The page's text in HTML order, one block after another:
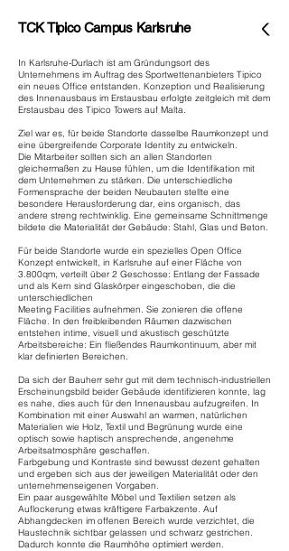
TCK Tipico Campus Karlsruhe
In Karlsruhe-Durlach ist am Gründungsort des
Unternehmens im Auftrag des Sportwettenanbieters Tipico
ein neues Office entstanden. Konzeption und Realisierung
des Innenausbaus im Erstausbau erfolgte zeitgleich mit dem
Erstausbau des Tipico Towers auf Malta.
Ziel war es, für beide Standorte dasselbe Raumkonzept und
eine übergreifende Corporate Identity zu entwickeln.
Die Mitarbeiter sollten sich an allen Standorten
gleichermaßen zu Hause fühlen, um die Identifikation mit
dem Unternehmen zu stärken. Die unterschiedliche
Formensprache der beiden Neubauten stellte eine
besondere Herausforderung dar, eins organisch, das
andere streng rechtwinklig. Eine gemeinsame Schnittmenge
bildete die Materialität der Gebäude: Stahl, Glas und Beton.
Für beide Standorte wurde ein spezielles Open Office
Konzept entwickelt, in Karlsruhe auf einer Fläche von
3.800qm, verteilt über 2 Geschosse: Entlang der Fassade
und als Kern sind Glaskörper eingeschoben, die die
unterschiedlichen
Meeting Facilities aufnehmen. Sie zonieren die offene
Fläche. In den freibleibenden Räumen dazwischen
entstehen intime, visuell und akustisch geschützte
Arbeitsbereiche: Ein fließendes Raumkontinuum, aber mit
klar definierten Bereichen.
Da sich der Bauherr sehr gut mit dem technisch-industriellen
Erscheinungsbild beider Gebäude identifizieren konnte, lag
es nahe, dies auch für den Innenausbau aufzugreifen. In
Kombination mit einer Auswahl an warmen, natürlichen
Materialien wie Holz, Textil und Begrünung wurde eine
optisch sowie haptisch ansprechende, angenehme
Arbeitsatmosphäre geschaffen.
Farbgebung und Kontraste sind bewusst dezent gehalten
und ergeben sich aus der jeweiligen Materialität oder den
unternehmenseigenen Vorgaben.
Ein paar ausgewählte Möbel und Textilien setzen als
Auflockerung etwas kräftigere Farbakzente. Auf
Abhangdecken im offenen Bereich wurde verzichtet, die
Haustechnik sichtbar gelassen und schwarz gestrichen.
Dadurch konnte die Raumhöhe optimiert werden.